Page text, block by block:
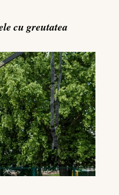
cu greutatea